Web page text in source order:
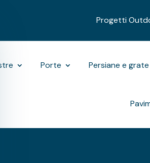
Progetti
Porte Persiane e grate